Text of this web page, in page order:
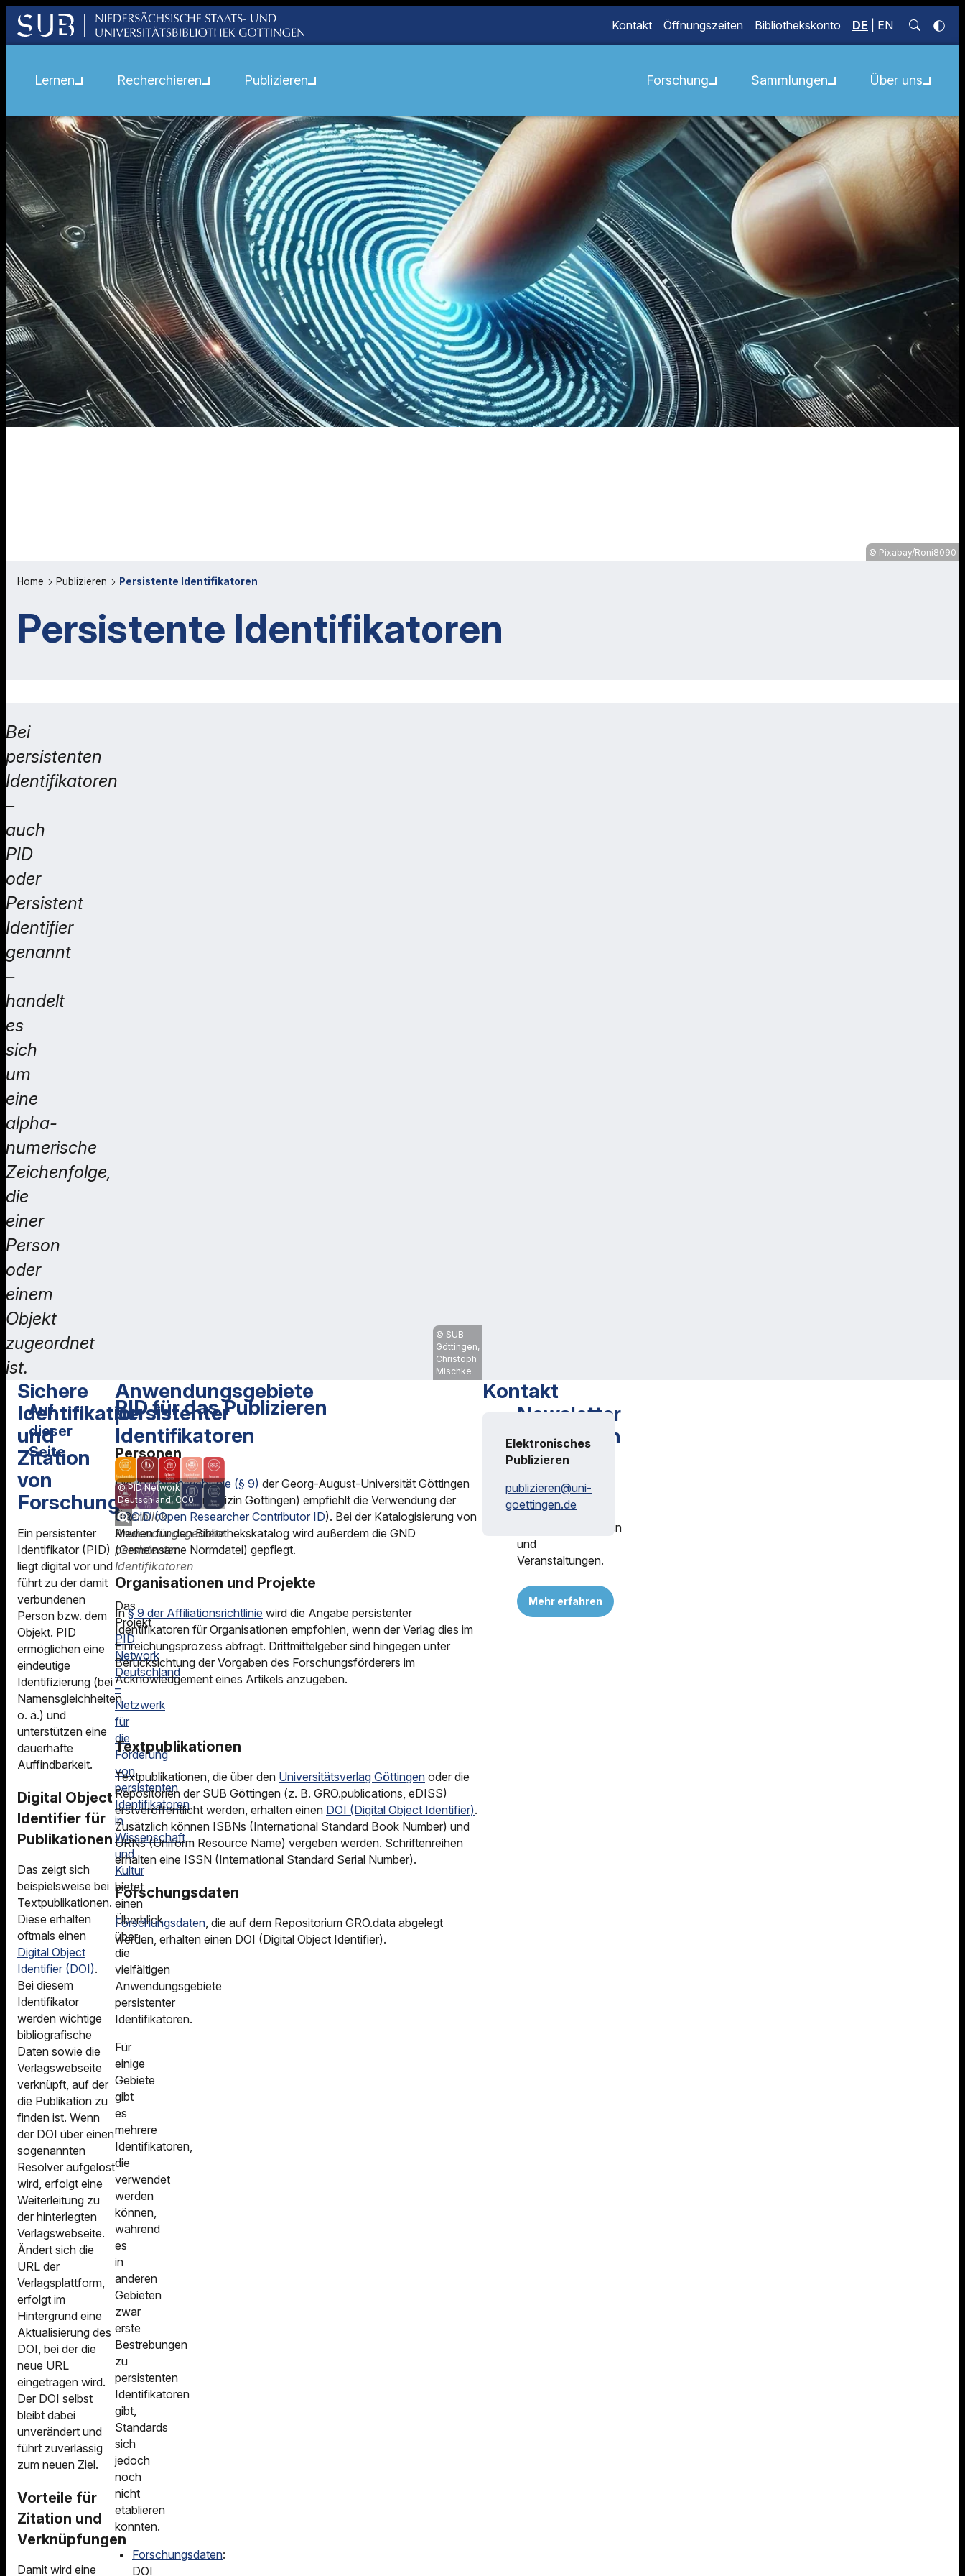
Kontakt Öffnungszeiten Bibliothekskonto DE EN
Lernen Recherchieren Publizieren Forschung Sammlungen Über uns
Pixabay/Roni8090
Home Publizieren Persistente Identifikatoren
Persistente Identifikatoren
Bei
persistenten
Identifikatoren
–
auch
PID
oder
Persistent
Identifier
genannt
–
handelt
es
sich
um
eine
alpha-
numerische
Zeichenfolge,
die
einer
Person
oder
einem
Objekt
zugeordnet
ist.
Auf
dieser
Seite
Sichere
Identifikation und
Zitation von
Forschung
Anwendungsgebiete
persistenter
Identifikatoren
PID für das
Publizieren
Newsletter
Publizieren
Sichere
Identifikation
und
Zitation
von
Forschung
Ein persistenter
Identifikator (PID)
liegt digital vor und
führt zu der damit
verbundenen
Person bzw. dem
Objekt. PID
ermöglichen eine
eindeutige
Identifizierung (bei
Namensgleichheiten
o. ä.) und
unterstützen eine
dauerhafte
Auffindbarkeit.
Digital Object
Identifier für
Publikationen
Das zeigt sich
beispielsweise bei
Textpublikationen.
Diese erhalten
oftmals einen
Digital Object
Identifier (DOI).
Bei diesem
Identifikator
werden wichtige
bibliografische
Daten sowie die
Verlagswebseite
verknüpft, auf der
die Publikation zu
finden ist. Wenn
der DOI über einen
sogenannten
Resolver aufgelöst
wird, erfolgt eine
Weiterleitung zu
der hinterlegten
Verlagswebseite.
Ändert sich die
URL der
Verlagsplattform,
erfolgt im
Hintergrund eine
Aktualisierung des
DOI, bei der die
neue URL
eingetragen wird.
Der DOI selbst
bleibt dabei
unverändert und
führt zuverlässig
zum neuen Ziel.
Vorteile für
Zitation und
Verknüpfungen
Damit wird eine
Anwendungsgebiete
persistenter
Identifikatoren
PID Network
Deutschland, CC0
Überblick
Anwendungsgebiete
persistenter
Identifikatoren
Das
Projekt
PID
Network
Deutschland
–
Netzwerk
für
die
Förderung
von
persistenten
Identifikatoren
in
Wissenschaft
und
Kultur
bietet
einen
Überblick
über
die
vielfältigen
Anwendungsgebiete
persistenter
Identifikatoren.
Für
einige
Gebiete
gibt
es
mehrere
Identifikatoren,
die
verwendet
werden
können,
während
es
in
anderen
Gebieten
zwar
erste
Bestrebungen
zu
persistenten
Identifikatoren
gibt,
Standards
sich
jedoch
noch
nicht
etablieren
konnten.
Forschungsdaten:
DOI
PID für das Publizieren
Personen
DieAffiliationsrichtlinie (§ 9) der Georg-August-Universität Göttingen
(inkl. Universitätsmedizin Göttingen) empfiehlt die Verwendung der
ORCID (Open Researcher Contributor ID). Bei der Katalogisierung von
Medien für den Bibliothekskatalog wird außerdem die GND
(Gemeinsame Normdatei) gepflegt.
Organisationen und Projekte
In§ 9 der Affiliationsrichtlinie wird die Angabe persistenter
Identifikatoren für Organisationen empfohlen, wenn der Verlag dies im
Einreichungsprozess abfragt. Drittmittelgeber sind hingegen unter
Berücksichtung der Vorgaben des Forschungsförderers im
Acknowledgement eines Artikels anzugeben.
Textpublikationen
Textpublikationen, die über den Universitätsverlag Göttingen oder die
Repositorien der SUB Göttingen (z. B. GRO.publications, eDISS)
erstveröffentlicht werden, erhalten einen DOI (Digital Object Identifier).
Zusätzlich können ISBNs (International Standard Book Number) und
URNs (Uniform Resource Name) vergeben werden. Schriftenreihen
erhalten eine ISSN (International Standard Serial Number).
Forschungsdaten
Forschungsdaten, die auf dem Repositorium GRO.data abgelegt
werden, erhalten einen DOI (Digital Object Identifier).
SUB
Göttingen,
Christoph
Mischke
Newsletter
Publizieren
Alles rund ums
Science, Open
Access,
Fördermöglichkeiten
und
Veranstaltungen.
Mehr erfahren
Kontakt
Elektronisches
Publizieren
publizieren@uni-
goettingen.de